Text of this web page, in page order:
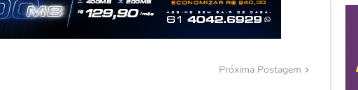
Próxima Postagem